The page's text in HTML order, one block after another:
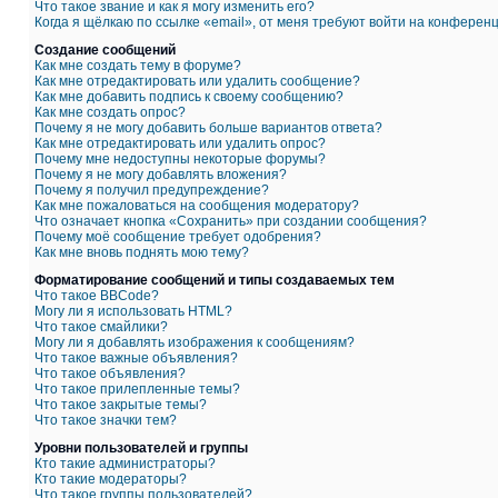
Что такое звание и как я могу изменить его?
Когда я щёлкаю по ссылке «email», от меня требуют войти на
Создание сообщений
Как мне создать тему в форуме?
Как мне отредактировать или удалить сообщение?
Как мне добавить подпись к своему сообщению?
Как мне создать опрос?
Почему я не могу добавить больше вариантов ответа?
Как мне отредактировать или удалить опрос?
Почему мне недоступны некоторые форумы?
Почему я не могу добавлять вложения?
Почему я получил предупреждение?
Как мне пожаловаться на сообщения модератору?
Что означает кнопка «Сохранить» при создании сообщения?
Почему моё сообщение требует одобрения?
Как мне вновь поднять мою тему?
Форматирование сообщений и типы создаваемых тем
Что такое BBCode?
Могу ли я использовать HTML?
Что такое смайлики?
Могу ли я добавлять изображения к сообщениям?
Что такое важные объявления?
Что такое объявления?
Что такое прилепленные темы?
Что такое закрытые темы?
Что такое значки тем?
Уровни пользователей и группы
Кто такие администраторы?
Кто такие модераторы?
Что такое группы пользователей?